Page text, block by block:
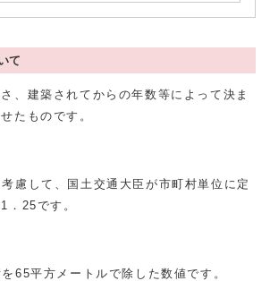
て
、建築されてからの年数等によって決ま
たものです。
して、国土交通大臣が市町村単位に定
．25です。
平方メートルで除した数値です。